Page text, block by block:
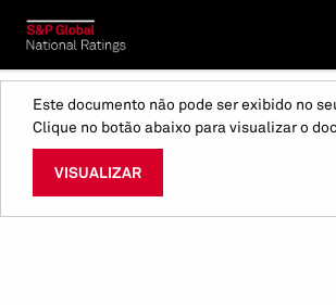
Este documento não pode ser exibido no
Clique no botão abaixo para visualizar o
VISUALIZAR